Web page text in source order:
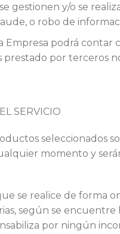
gestionen y/o se
o robo de
Empresa podrá contar
prestado por terceros
SERVICIO
seleccionados
momento y
se realice de forma
según se
por ningún